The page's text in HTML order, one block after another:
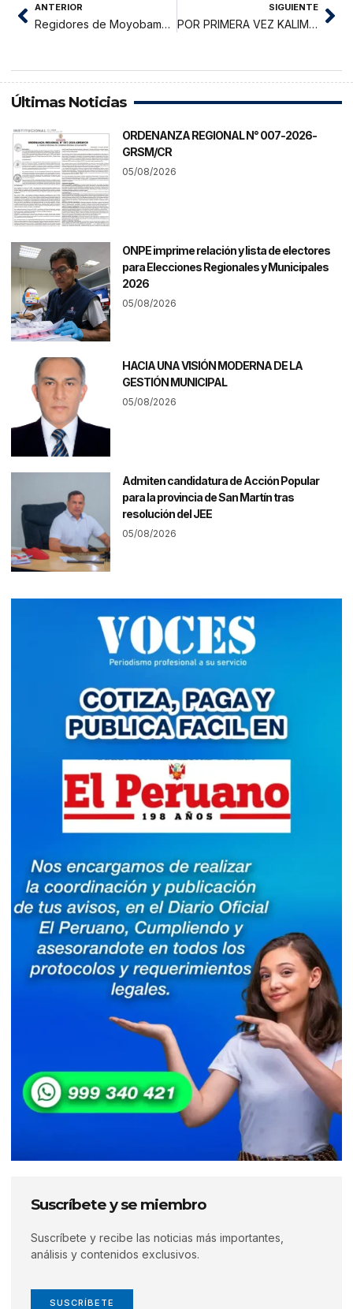
ANTERIOR
Regidores de Moyobamba inspeccionan obras inconclusas
SIGUIENTE
POR PRIMERA VEZ KALIMBA EN TARAPOTO EN UN GRAN CONCIERTO
Últimas Noticias
ORDENANZA REGIONAL N° 007-2026-
GRSM/CR
05/08/2026
ONPE imprime relación y lista de electores
para Elecciones Regionales y Municipales
2026
05/08/2026
HACIA UNA VISIÓN MODERNA DE LA
GESTIÓN MUNICIPAL
05/08/2026
Admiten candidatura de Acción Popular
para la provincia de San Martín tras
resolución del JEE
05/08/2026
Suscríbete y se miembro
Suscríbete y recibe las noticias más importantes,
análisis y contenidos exclusivos.
SUSCRÍBETE